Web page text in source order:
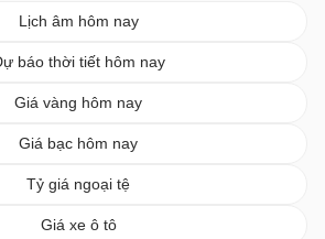
Lịch âm hôm nay
báo thời tiết hôm nay
Giá vàng hôm nay
Giá bạc hôm nay
Tỷ giá ngoại tệ
Giá xe ô tô